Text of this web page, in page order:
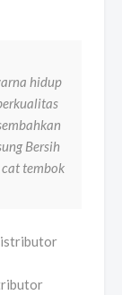
hidup
Bersih
cat tembok